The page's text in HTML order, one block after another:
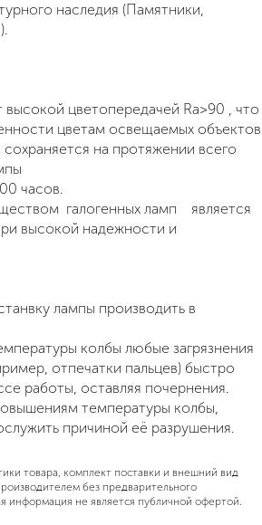
наследия (Памятники,
цветопередачей Ra>90 , что
цветам освещаемых
на протяжении всего
часов.
галогенных ламп является
высокой надежности и
лампы производить в
колбы любые загрязнения
отпечатки пальцев) быстро
работы, оставляя почернения.
температуры колбы,
причиной её разрушения.
товара, комплект поставки и внешний вид
без предварительного
информация не является публичной офертой.